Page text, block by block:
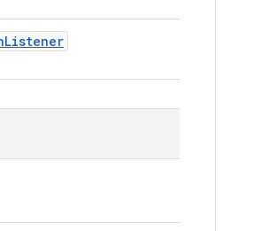
Listener